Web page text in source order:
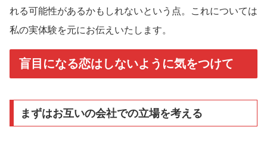
れる可能性があるかもしれないという点。これについては
私の実体験を元にお伝えいたします。
盲目になる恋はしないように気をつけて
まずはお互いの会社での立場を考える